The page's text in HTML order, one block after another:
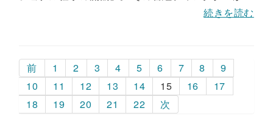
続きを読む
前 1 2 3 4 5 6 7 8
9
10
11 12 13 14 15 16
17
18
19 20 21 22 次